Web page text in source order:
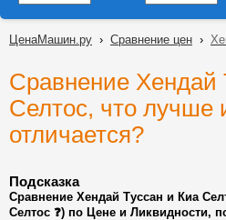
ЦенаМашин.ру › Сравнение цен ›
Сравнение Хендай
Селтос, что лучше
отличается?
Подсказка
Сравнение Хендай Туссан и Киа
Селтос ❓) по Цене и Ликвидности,